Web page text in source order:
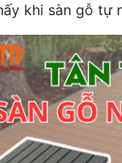
khi sàn gỗ